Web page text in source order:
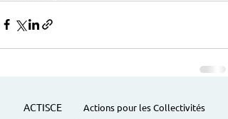
ACTISCE
Actions pour les Collectivités